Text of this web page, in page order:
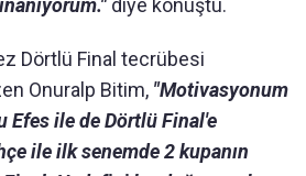
diye konuştu.
Dörtlü Final tecrübesi
Onuralp Bitim, "Motivasyonum
Efes ile de Dörtlü Final'e
ile ilk senemde 2 kupanın